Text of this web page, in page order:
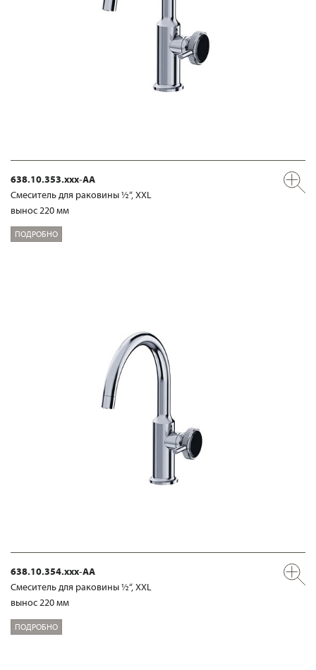
638.10.353.xxx-AA
Смеситель для раковины ½“, XXL
вынос 220 мм
ПОДРОБНО
638.10.354.xxx-AA
Смеситель для раковины ½“, XXL
вынос 220 мм
ПОДРОБНО